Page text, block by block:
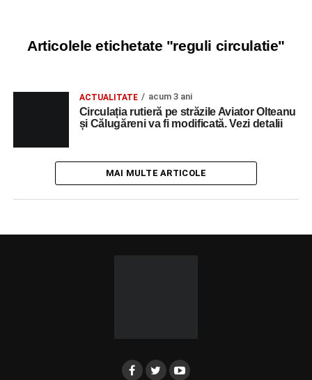
Articolele etichetate "reguli circulatie"
ACTUALITATE acum 3 ani
Circulația rutieră pe străzile Aviator Olteanu
și Călugăreni va fi modificată. Vezi detalii
MAI MULTE ARTICOLE